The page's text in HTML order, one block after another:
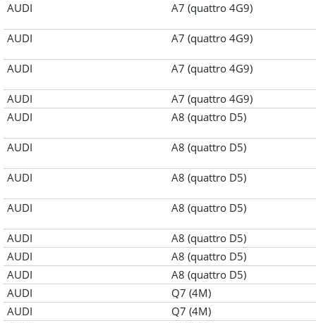
AUDI A7 (quattro 4G9)
AUDI A7 (quattro 4G9)
AUDI A7 (quattro 4G9)
AUDI
A7 (quattro 4G9)
AUDI
A8 (quattro D5)
AUDI A8 (quattro D5)
AUDI A8 (quattro D5)
AUDI A8 (quattro D5)
AUDI
A8 (quattro D5)
AUDI
A8 (quattro D5)
AUDI
A8 (quattro D5)
AUDI
Q7 (4M)
AUDI
Q7 (4M)